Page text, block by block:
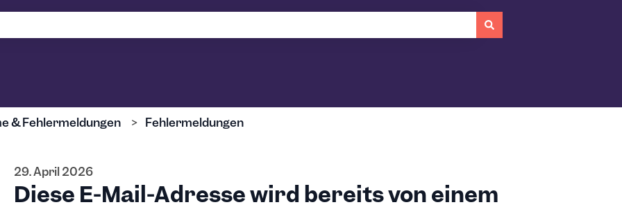
& Fehlermeldungen Fehlermeldungen
29. April 2026
Diese E-Mail-Adresse wird bereits von einem